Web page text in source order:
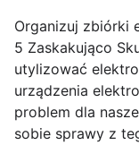
Organizuj zbiórki
5 Zaskakująco
utylizować
urządzenia
problem dla
sobie sprawy z